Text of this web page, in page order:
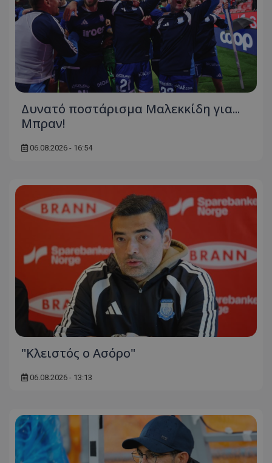
Δυνατό ποστάρισμα Μαλεκκίδη για...
Μπραν!
06.08.2026 - 16:54
"Κλειστός ο Ασόρο"
06.08.2026 - 13:13